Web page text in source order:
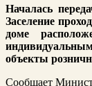
Началась
Заселение
доме
объекты
Сообщает